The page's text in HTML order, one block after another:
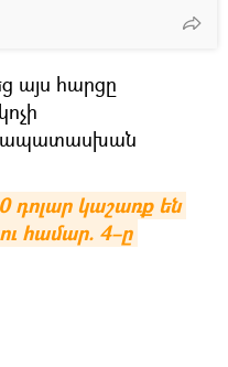
այս հարցը
դոլար կաշառք են
համար. 4–ը